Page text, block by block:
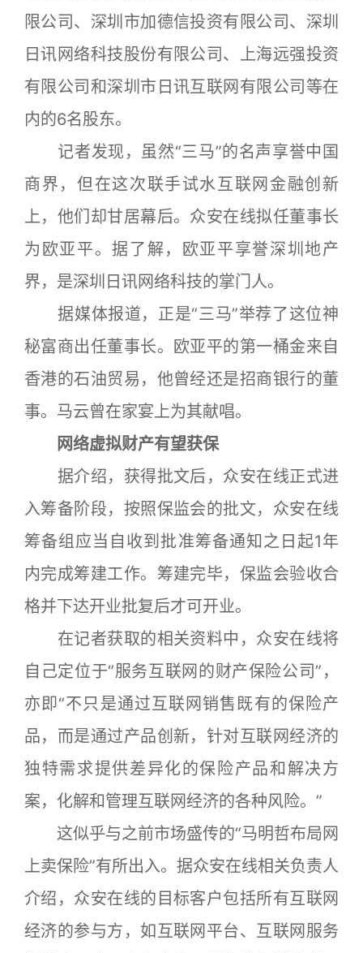
限公司、深圳市加德信投资有限公司、深圳
日讯网络科技股份有限公司、上海远强投资
有限公司和深圳市日讯互联网有限公司等在
内的6名股东。
记者发现，虽然“三马”的名声享誉中国
商界，但在这次联手试水互联网金融创新
上，他们却甘居幕后。众安在线拟任董事长
为欧亚平。据了解，欧亚平享誉深圳地产
界，是深圳日讯网络科技的掌门人。
据媒体报道，正是“三马”举荐了这位神
秘富商出任董事长。欧亚平的第一桶金来自
香港的石油贸易，他曾经还是招商银行的董
事。马云曾在家宴上为其献唱。
网络虚拟财产有望获保
据介绍，获得批文后，众安在线正式进
入筹备阶段，按照保监会的批文，众安在线
筹备组应当自收到批准筹备通知之日起1年
内完成筹建工作。筹建完毕，保监会验收合
格并下达开业批复后才可开业。
在记者获取的相关资料中，众安在线将
自己定位于“服务互联网的财产保险公司”，
亦即“不只是通过互联网销售既有的保险产
品，而是通过产品创新，针对互联网经济的
独特需求提供差异化的保险产品和解决方
案，化解和管理互联网经济的各种风险。”
这似乎与之前市场盛传的“马明哲布局网
上卖保险”有所出入。据众安在线相关负责人
介绍，众安在线的目标客户包括所有互联网
经济的参与方，如互联网平台、互联网服务